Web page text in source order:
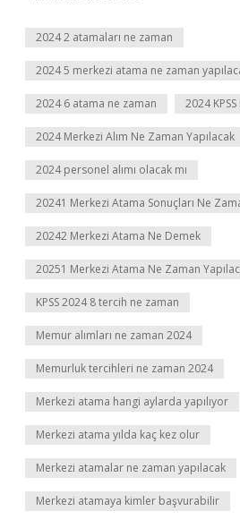
2024 2 atamaları ne zaman
2024 5 merkezi atama ne zaman
2024 6 atama ne zaman 2024
2024 Merkezi Alım Ne Zaman Yapılacak
2024 personel alımı olacak mı
20241 Merkezi Atama Sonuçları Ne
20242 Merkezi Atama Ne Demek
20251 Merkezi Atama Ne Zaman
KPSS 2024 8 tercih ne zaman
Memur alımları ne zaman 2024
Memurluk tercihleri ne zaman 2024
Merkezi atama hangi aylarda yapılıyor
Merkezi atama yılda kaç kez olur
Merkezi atamalar ne zaman yapılacak
Merkezi atamaya kimler başvurabilir